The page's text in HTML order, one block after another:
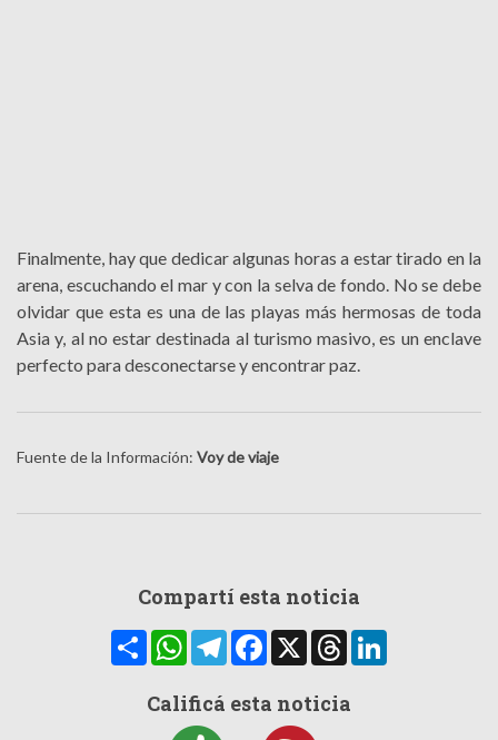
Finalmente, hay que dedicar algunas horas a estar tirado en la
arena, escuchando el mar y con la selva de fondo. No se debe
olvidar que esta es una de las playas más hermosas de toda
Asia y, al no estar destinada al turismo masivo, es un enclave
perfecto para desconectarse y encontrar paz.
Fuente de la Información: Voy de viaje
Compartí esta noticia
CompartirWhatsAppTelegramFacebook
X Threads
Calificá esta noticia